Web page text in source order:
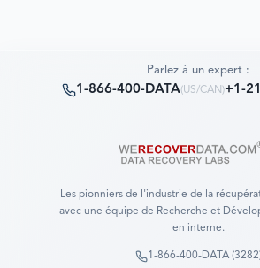
Parlez à un expert :
1-866-400-DATA(US/CAN )+1-
Les pionniers de l'industrie de la
avec une équipe de Recherche et
en interne.
1-866-400-DATA